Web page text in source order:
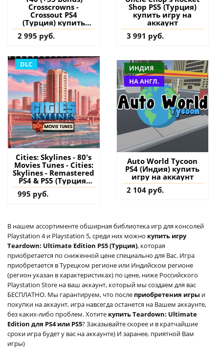
Сrosscrowns -
Crossout PS4
(Турция) купить
дополнение на
аккаунт
2 995 руб.
Shop PS5 (Турция)
купить игру на
аккаунт
3 991 руб.
DLC
Cities: Skylines - 80's
Movies Tunes - Cities:
Skylines - Remastered
PS4 & PS5 (Турция)
купить дополнение
на аккаунт
995 руб.
ИНДИЯ
НА АНГЛ.
Auto World Tycoon
PS4 (Индия) купить
игру на аккаунт
2 104 руб.
В нашем ассортименте обширная библиотека игр для консолей
Playstation 4 и Playstation 5, среди них можно купить игру
Teardown: Ultimate Edition PS5 (Турция), которая
приобретается по сниженной цене специально для Вас. Игра
приобретается в Турецком регионе или Индийском регионе
(регион указан в характеристиках) по цене, ниже Российского
Playstation Store на ваш аккаунт, который мы создаем для вас
БЕСПЛАТНО. Мы гарантируем, что после приобретения игры и
покупки на аккаунт, игра навсегда останется на Вашем аккаунте,
без каких-либо проблем. Хотите купить Teardown: Ultimate
Edition для PS4 или PS5? Заказывайте скорее и в кратчайшие
сроки игра будет у вас на аккаунте) И заранее, приятной Вам
игры)